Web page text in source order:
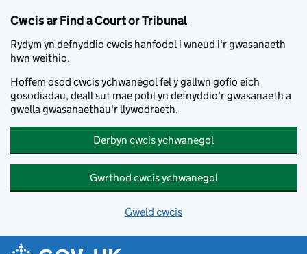
Cwcis ar Find a Court or Tribunal
Rydym yn defnyddio cwcis hanfodol i wneud i'r gwasanaeth
hwn weithio.
Hoffem osod cwcis ychwanegol fel y gallwn gofio eich
gosodiadau, deall sut mae pobl yn defnyddio'r gwasanaeth a
gwella gwasanaethau'r llywodraeth.
Derbyn cwcis ychwanegol
Gwrthod cwcis ychwanegol
Gweld cwcis